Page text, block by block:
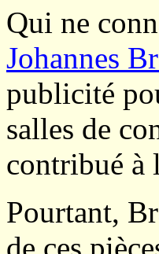
Qui ne
Johannes
publicité
salles de
contribué à
Pourtant,
de ces